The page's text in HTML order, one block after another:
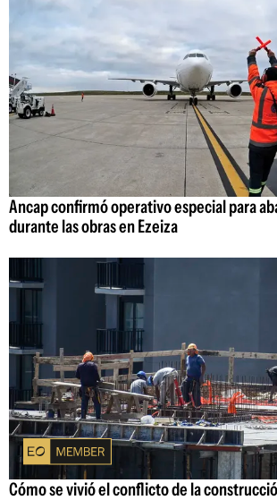
Ancap confirmó operativo especial para
durante las obras en Ezeiza
Cómo se vivió el conflicto de la